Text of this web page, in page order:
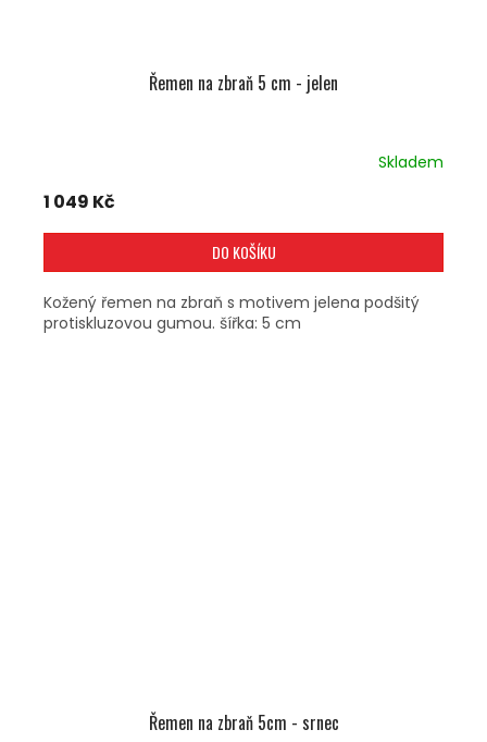
Řemen na zbraň 5 cm - jelen
Skladem
1 049 Kč
DO KOŠÍKU
Kožený řemen na zbraň s motivem jelena podšitý
protiskluzovou gumou. šířka: 5 cm
Řemen na zbraň 5cm - srnec